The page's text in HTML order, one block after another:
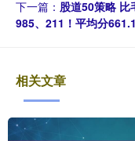
下一篇： 股道50策略 比
985、211！平均分
相关文章